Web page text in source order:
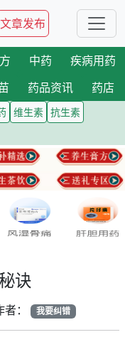
文章发布
中药
疾病用药
药品资讯 药店
维生素 抗生素
诀
者： 我要纠错